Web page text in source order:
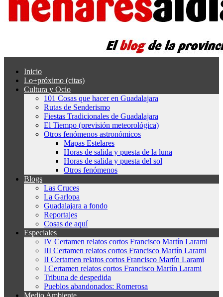
Inicio
Lo+próximo (citas)
Cultura y Ocio
101 Cosas que hacer en Guadalajara
Rutas de Senderismo
Fiestas Tradicionales de Guadalajara
El Tiempo (previsión meteorológica)
Otros fenómenos astronómicos
Mapas Estelares
Horas de salida y puesta de la luna
Horas de salida y puesta del sol
Otros fenómenos
Blogs
Las Cruces
La Garlopa
Guadalajara a fondo
Reportajes
Cosas de aquí
Especiales
IV Certamen relatos cortos Francisco Martín Larami
III Certamen relatos cortos Francisco Martín Larami
II Certamen relatos cortos Francisco Martín Larami
I Certamen relatos cortos Francisco Martín Larami
Tribuna de despedida
Pueblos abandonados: Romerosa
Medio Ambiente